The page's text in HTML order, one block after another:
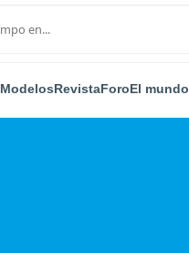
ModelosRevistaForoEl mundo